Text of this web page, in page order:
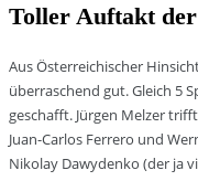
Toller Auftakt
Aus Österreichischer
überraschend gut. Gleich 5
geschafft. Jürgen Melzer
Juan-Carlos Ferrero und
Nikolay Dawydenko (der ja